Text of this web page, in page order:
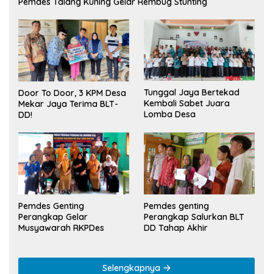
Door To Door, 3 KPM Desa
Mekar Jaya Terima BLT-
DD!
Tunggal Jaya Bertekad
Kembali Sabet Juara
Lomba Desa
Pemdes Genting
Perangkap Gelar
Musyawarah RKPDes
Pemdes genting
Perangkap Salurkan BLT
DD Tahap Akhir
Selengkapnya